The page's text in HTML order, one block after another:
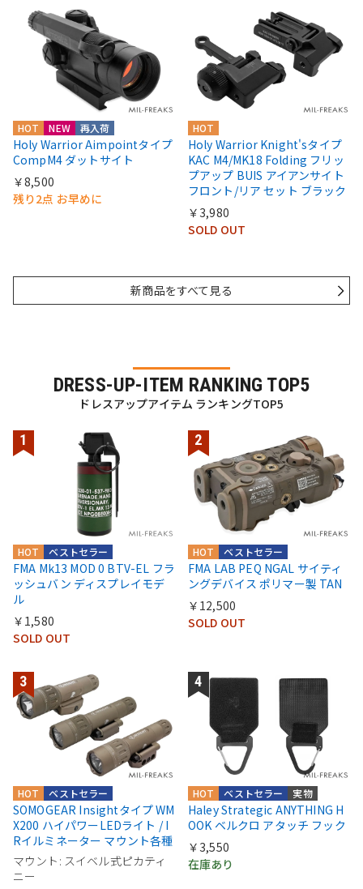
HOT NEW 再入荷
Holy Warrior Aimpointタイプ
CompM4 ダットサイト
￥8,500
残り2点 お早めに
HOT
Holy Warrior Knight'sタイプ
KAC M4/MK18 Folding フリッ
プアップ BUIS アイアンサイト
フロント/リア セット ブラック
￥3,980
SOLD OUT
新商品をすべて見る
DRESS-UP-ITEM RANKING TOP5
ドレスアップアイテム ランキングTOP5
ベストセラー
HOT
FMA Mk13 MOD 0 BTV-EL フラ
ッシュバン ディスプレイモデ
ル
￥1,580
SOLD OUT
ベストセラー
HOT
FMA LAB PEQ NGAL サイティ
ングデバイス ポリマー製 TAN
￥12,500
SOLD OUT
ベストセラー
HOT
SOMOGEAR Insightタイプ WM
X200 ハイパワーLEDライト / I
Rイルミネーター マウント各種
マウント: スイベル式ピカティ
ニー
実物
ベストセラー
HOT
Haley Strategic ANYTHING H
OOK ベルクロ アタッチ フック
￥3,550
在庫あり